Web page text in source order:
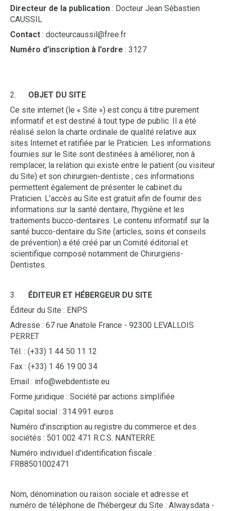
Directeur de la publication : Docteur Jean Sébastien
CAUSSIL
Contact : docteurcaussil@free.fr
Numéro d’inscription à l’ordre : 3127
2. OBJET DU SITE
Ce site internet (le « Site ») est conçu à titre purement
informatif et est destiné à tout type de public. Il a été
réalisé selon la charte ordinale de qualité relative aux
sites Internet et ratifiée par le Praticien. Les informations
fournies sur le Site sont destinées à améliorer, non à
remplacer, la relation qui existe entre le patient (ou visiteur
du Site) et son chirurgien-dentiste ; ces informations
permettent également de présenter le cabinet du
Praticien. L’accès au Site est gratuit afin de fournir des
informations sur la santé dentaire, l'hygiène et les
traitements bucco-dentaires. Le contenu informatif sur la
santé bucco-dentaire du Site (articles, soins et conseils
de prévention) a été créé par un Comité éditorial et
scientifique composé notamment de Chirurgiens-
Dentistes.
3. ÉDITEUR ET HÉBERGEUR DU SITE
Éditeur du Site : ENPS
Adresse : 67 rue Anatole France - 92300 LEVALLOIS
PERRET
Tél. : (+33) 1 44 50 11 12
Fax : (+33) 1 46 19 00 34
Email : info@webdentiste.eu
Forme juridique : Société par actions simplifiée
Capital social : 314.991 euros
Numéro d'inscription au registre du commerce et des
sociétés : 501 002 471 R.C.S. NANTERRE
Numéro individuel d'identification fiscale :
FR88501002471
Nom, dénomination ou raison sociale et adresse et
numéro de téléphone de l'hébergeur du Site : Alwaysdata -